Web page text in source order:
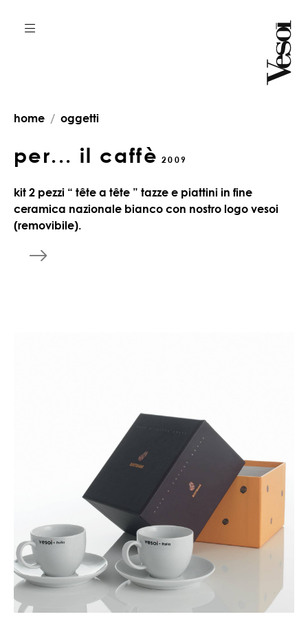
home oggetti
per... il caffè 2009
kit 2 pezzi “ tête a tête ” tazze e piattini in fine
ceramica nazionale bianco con nostro logo vesoi
(removibile).